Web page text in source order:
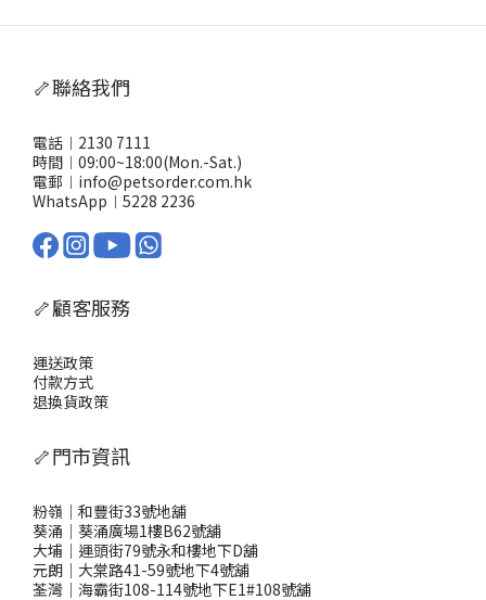
🦴聯絡我們
電話︱2130 7111
時間︱09:00~18:00(Mon.-Sat.)
電郵︱info@petsorder.com.hk
WhatsApp︱ 5228 2236
🦴顧客服務
運送政策
付款方式
退換貨政策
🦴門市資訊
粉嶺｜和豐街33號地舖
葵涌｜葵涌廣場1樓B62號舖
大埔｜運頭街79號永和樓地下D舖
元朗｜大棠路41-59號地下4號舖
荃灣｜海霸街108-114號地下E1#108號舖